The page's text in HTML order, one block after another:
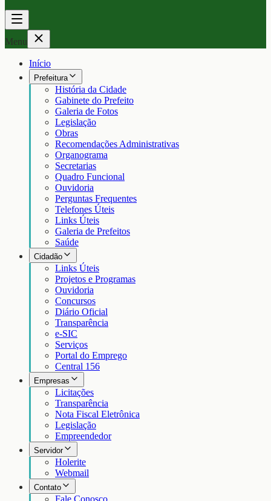
Menu
Início
Prefeitura
História da Cidade
Gabinete do Prefeito
Galeria de Fotos
Legislação
Obras
Recomendações Administrativas
Organograma
Secretarias
Quadro Funcional
Ouvidoria
Perguntas Frequentes
Telefones Úteis
Links Úteis
Galeria de Prefeitos
Saúde
Cidadão
Links Úteis
Projetos e Programas
Ouvidoria
Concursos
Diário Oficial
Transparência
e-SIC
Serviços
Portal do Emprego
Central 156
Empresas
Licitações
Transparência
Nota Fiscal Eletrônica
Legislação
Empreendedor
Servidor
Holerite
Webmail
Contato
Fale Conosco